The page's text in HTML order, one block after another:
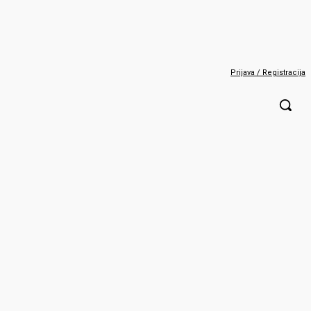
Prijava / Registracija